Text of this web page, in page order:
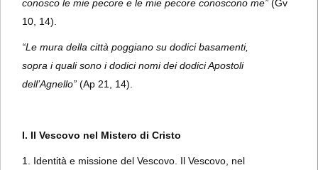
conosco le mie pecore e le mie pecore conoscono me” (Gv
10, 14).
“Le mura della città poggiano su dodici basamenti,
sopra i quali sono i dodici nomi dei dodici Apostoli
dell’Agnello” (Ap 21, 14).
I. Il Vescovo nel Mistero di Cristo
1. Identità e missione del Vescovo. Il Vescovo, nel